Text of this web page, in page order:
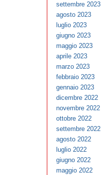
settembre 2023
agosto 2023
luglio 2023
giugno 2023
maggio 2023
aprile 2023
marzo 2023
febbraio 2023
gennaio 2023
dicembre 2022
novembre 2022
ottobre 2022
settembre 2022
agosto 2022
luglio 2022
giugno 2022
maggio 2022